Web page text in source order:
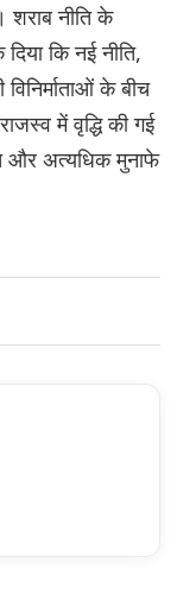
शराब नीति के
कि नई नीति,
के बीच
में वृद्धि की गई
और अत्यधिक मुनाफे